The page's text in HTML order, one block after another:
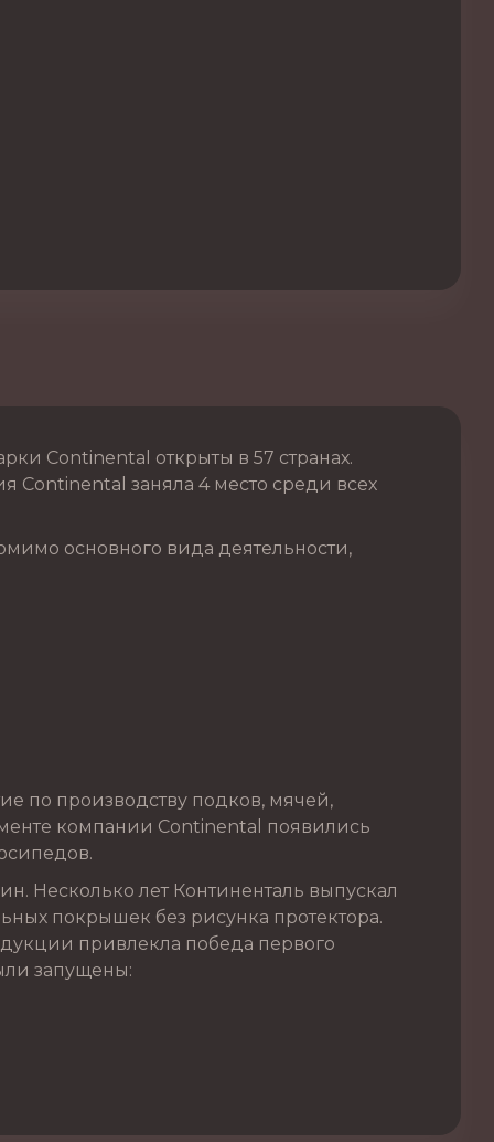
Continental открыты в 57 странах.
Continental заняла 4 место среди всех
основного вида деятельности,
по производству подков, мячей,
компании Continental появились
Несколько лет Континенталь выпускал
покрышек без рисунка протектора.
привлекла победа первого
запущены: